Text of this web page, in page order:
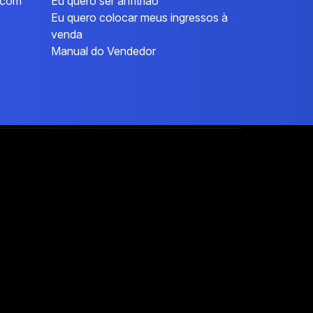
Eu quero colocar meus ingressos à
venda
Manual do Vendedor